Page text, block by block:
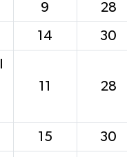
9 28
14 30
11 28
15 30